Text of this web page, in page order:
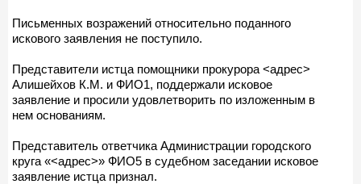
Письменных возражений относительно поданного
искового заявления не поступило.
Представители истца помощники прокурора <адрес>
Алишейхов К.М. и ФИО1, поддержали исковое
заявление и просили удовлетворить по изложенным в
нем основаниям.
Представитель ответчика Администрации городского
круга «<адрес>» ФИО5 в судебном заседании исковое
заявление истца признал.